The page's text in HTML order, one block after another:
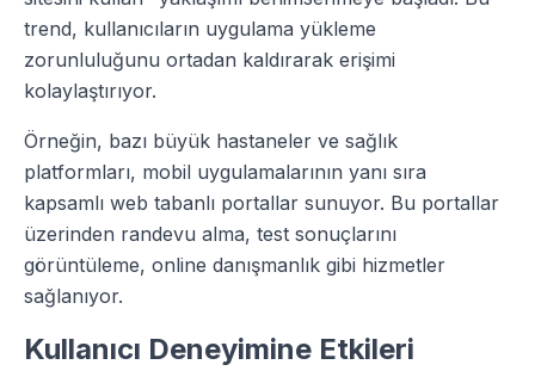
trend, kullanıcıların uygulama yükleme
zorunluluğunu ortadan kaldırarak erişimi
kolaylaştırıyor.
Örneğin, bazı büyük hastaneler ve sağlık
platformları, mobil uygulamalarının yanı sıra
kapsamlı web tabanlı portallar sunuyor. Bu portallar
üzerinden randevu alma, test sonuçlarını
görüntüleme, online danışmanlık gibi hizmetler
sağlanıyor.
Kullanıcı Deneyimine Etkileri